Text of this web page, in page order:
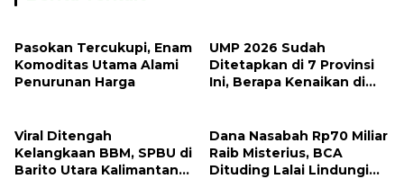
Pasokan Tercukupi, Enam
Komoditas Utama Alami
Penurunan Harga
UMP 2026 Sudah
Ditetapkan di 7 Provinsi
Ini, Berapa Kenaikan di
Viral Ditengah
Kelangkaan BBM, SPBU di
Barito Utara Kalimantan
Dana Nasabah Rp70 Miliar
Raib Misterius, BCA
Dituding Lalai Lindungi